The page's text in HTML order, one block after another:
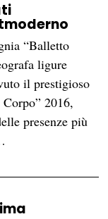
“Balletto
ligure
il prestigioso
2016,
presenze più